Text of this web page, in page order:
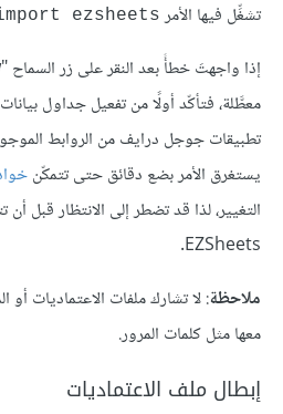
تشغِّل فيها الأمر ezsheets
معطَّلة، فتأكّد أولًا من تفعيل جداول
تطبيقات جوجل درايف من الروابط
يستغرق الأمر بضع دقائق حتى تتمكّن
التغيير، لذا قد تضطر إلى الانتظار قبل
EZSheets.
ملاحظة: لا تشارك ملفات الاعتماديات
معها مثل كلمات المرور.
إبطال ملف الاعتماديات